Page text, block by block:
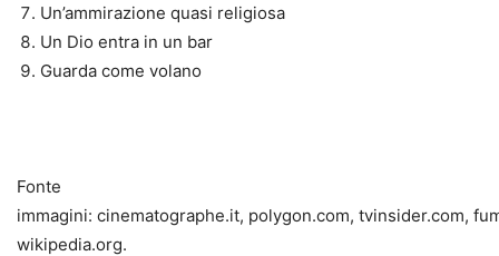
Un’ammirazione quasi religiosa
Un Dio entra in un bar
Guarda come volano
Fonte
immagini: cinematographe.it, polygon.com, tvinsider.com,
wikipedia.org.